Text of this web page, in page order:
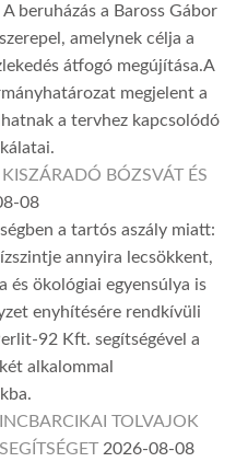
beruházás a Baross Gábor
amelynek célja a
átfogó megújítása.A
megjelent a
a tervhez kapcsolódó
BÓZSVÁT ÉS
08
a tartós aszály miatt:
annyira lecsökkent,
és ökológiai egyensúlya is
enyhítésére rendkívüli
92 Kft. segítségével a
alkalommal
TOLVAJOK
2026-08-08